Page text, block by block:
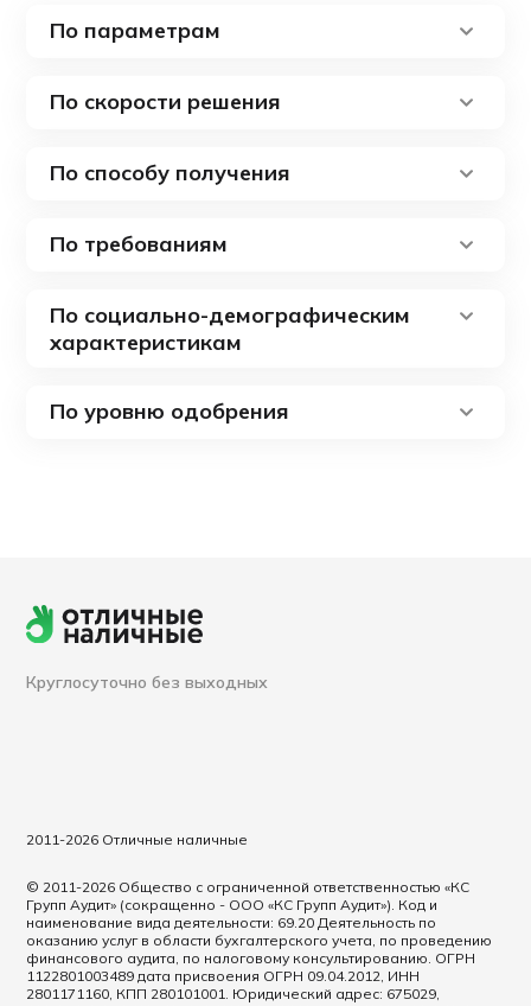
По параметрам
По скорости решения
По способу получения
По требованиям
По социально-демографическим
характеристикам
По уровню одобрения
Круглосуточно без выходных
2011-2026 Отличные наличные
© 2011-2026 Общество с ограниченной ответственностью «КС
Групп Аудит» (сокращенно - ООО «КС Групп Аудит»). Код и
наименование вида деятельности: 69.20 Деятельность по
оказанию услуг в области бухгалтерского учета, по проведению
финансового аудита, по налоговому консультированию. ОГРН
1122801003489 дата присвоения ОГРН 09.04.2012, ИНН
2801171160, КПП 280101001. Юридический адрес: 675029,